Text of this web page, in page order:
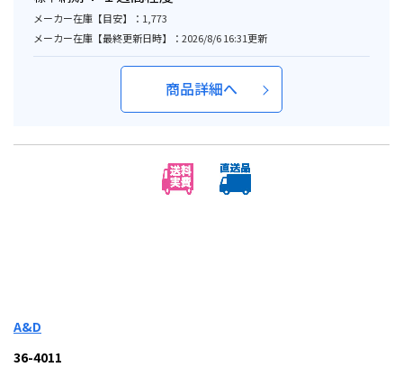
メーカー在庫【目安】：1,773
メーカー在庫【最終更新日時】：2026/8/6 16:31更新
商品詳細へ
A&D
36-4011